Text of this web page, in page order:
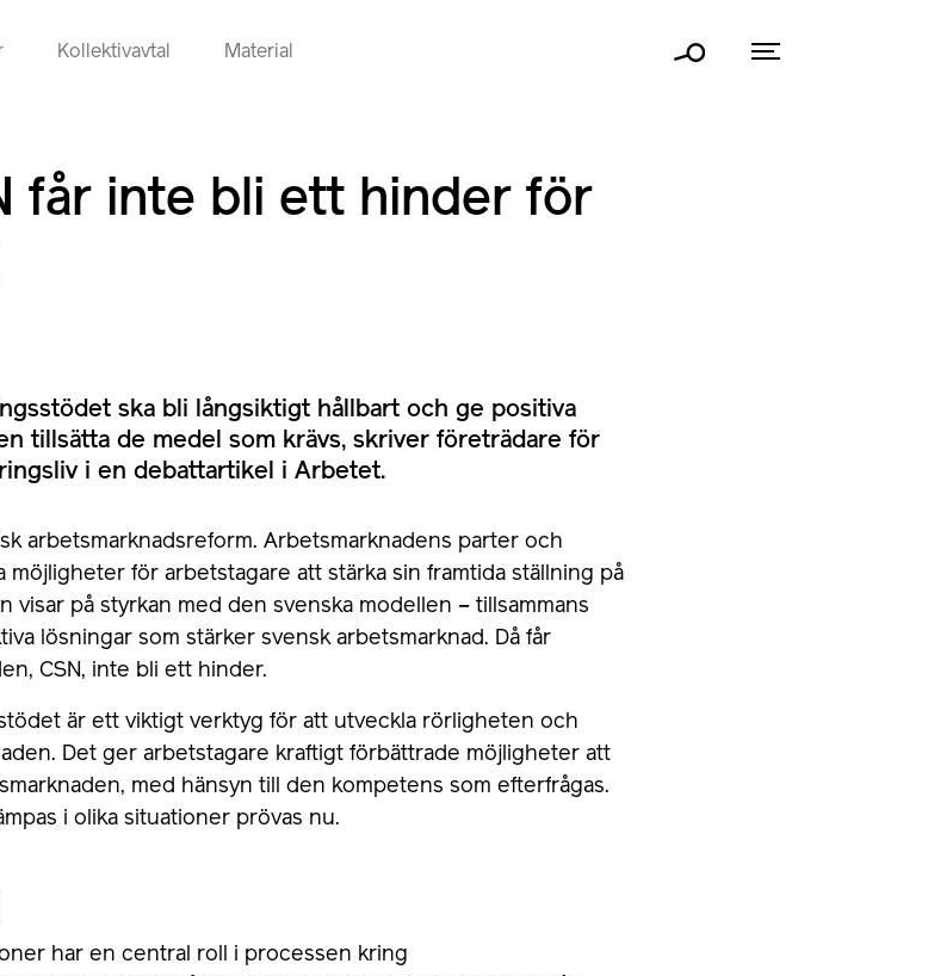
Kollektivavtal Material
får inte bli ett hinder för
ska bli långsiktigt hållbart och ge positiva
tillsätta de medel som krävs, skriver företrädare för
i en debattartikel i Arbetet.
arbetsmarknadsreform. Arbetsmarknadens parter och
möjligheter för arbetstagare att stärka sin framtida ställning på
visar på styrkan med den svenska modellen – tillsammans
lösningar som stärker svensk arbetsmarknad. Då får
CSN, inte bli ett hinder.
är ett viktigt verktyg för att utveckla rörligheten och
Det ger arbetstagare kraftigt förbättrade möjligheter att
med hänsyn till den kompetens som efterfrågas.
i olika situationer prövas nu.
har en central roll i processen kring